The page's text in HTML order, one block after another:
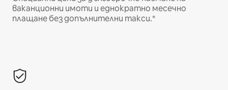
ваканционни имоти и еднократно месечно
плащане без допълнителни такси.*